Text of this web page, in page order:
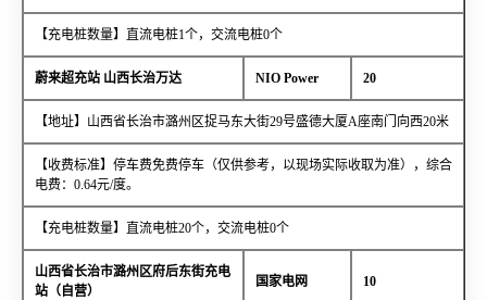
【充电桩数量】直流电桩1个，交流电桩0个
蔚来超充站 山西长治万达 NIO Power 20
【地址】山西省长治市潞州区捉马东大街29号盛德大厦A座南门向西20米
【收费标准】停车费免费停车（仅供参考，以现场实际收取为准），综合
电费：0.64元/度。
【充电桩数量】直流电桩20个，交流电桩0个
山西省长治市潞州区府后东街充电
站（自营）
国家电网 10